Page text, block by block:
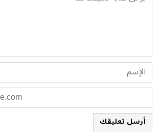
أرسل تعليقك